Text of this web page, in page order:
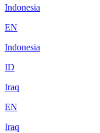
Indonesia
EN
Indonesia
ID
Iraq
EN
Iraq